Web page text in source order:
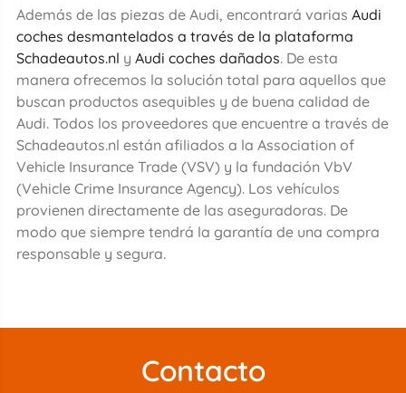
Además de las piezas de Audi, encontrará varias Audi
coches desmantelados a través de la plataforma
Schadeautos.nl y Audi coches dañados. De esta
manera ofrecemos la solución total para aquellos que
buscan productos asequibles y de buena calidad de
Audi. Todos los proveedores que encuentre a través de
Schadeautos.nl están afiliados a la Association of
Vehicle Insurance Trade (VSV) y la fundación VbV
(Vehicle Crime Insurance Agency). Los vehículos
provienen directamente de las aseguradoras. De
modo que siempre tendrá la garantía de una compra
responsable y segura.
Contacto